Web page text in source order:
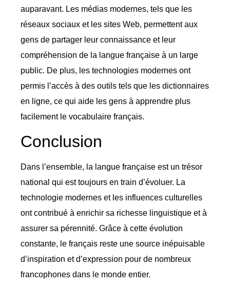
auparavant. Les médias modernes, tels que les
réseaux sociaux et les sites Web, permettent aux
gens de partager leur connaissance et leur
compréhension de la langue française à un large
public. De plus, les technologies modernes ont
permis l’accès à des outils tels que les dictionnaires
en ligne, ce qui aide les gens à apprendre plus
facilement le vocabulaire français.
Conclusion
Dans l’ensemble, la langue française est un trésor
national qui est toujours en train d’évoluer. La
technologie modernes et les influences culturelles
ont contribué à enrichir sa richesse linguistique et à
assurer sa pérennité. Grâce à cette évolution
constante, le français reste une source inépuisable
d’inspiration et d’expression pour de nombreux
francophones dans le monde entier.